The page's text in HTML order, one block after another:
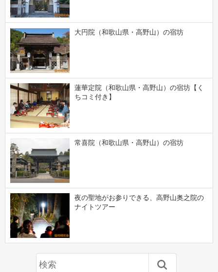
大円院（和歌山県・高野山）の宿坊
蓮華定院（和歌山県・高野山）の宿坊【く
ちコミ付き】
常喜院（和歌山県・高野山）の宿坊
夜の聖地がお参りできる、高野山奥之院の
ナイトツアー